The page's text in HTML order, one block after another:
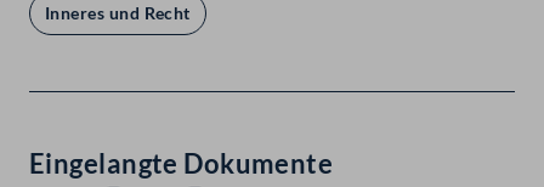
Inneres und Recht
Eingelangte Dokumente